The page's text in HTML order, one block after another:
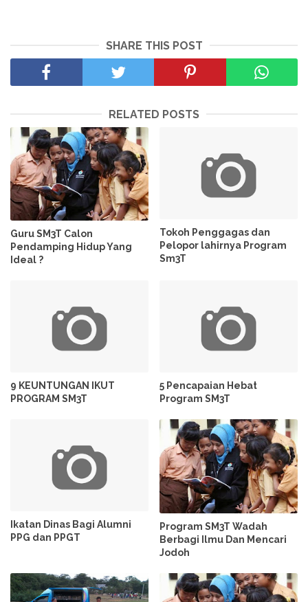
SHARE THIS POST
RELATED POSTS
Guru SM3T Calon
Pendamping Hidup Yang
Ideal ?
Tokoh Penggagas dan
Pelopor lahirnya Program
Sm3T
9 KEUNTUNGAN IKUT
PROGRAM SM3T
5 Pencapaian Hebat
Program SM3T
Ikatan Dinas Bagi Alumni
PPG dan PPGT
Program SM3T Wadah
Berbagi Ilmu Dan Mencari
Jodoh